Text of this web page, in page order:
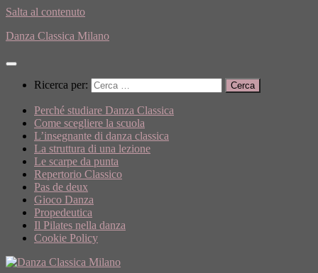
Salta al contenuto
Danza Classica Milano
Ricerca per:
Perché studiare Danza Classica
Come scegliere la scuola
L’insegnante di danza classica
La struttura di una lezione
Le scarpe da punta
Repertorio Classico
Pas de deux
Gioco Danza
Propedeutica
Il Pilates nella danza
Cookie Policy